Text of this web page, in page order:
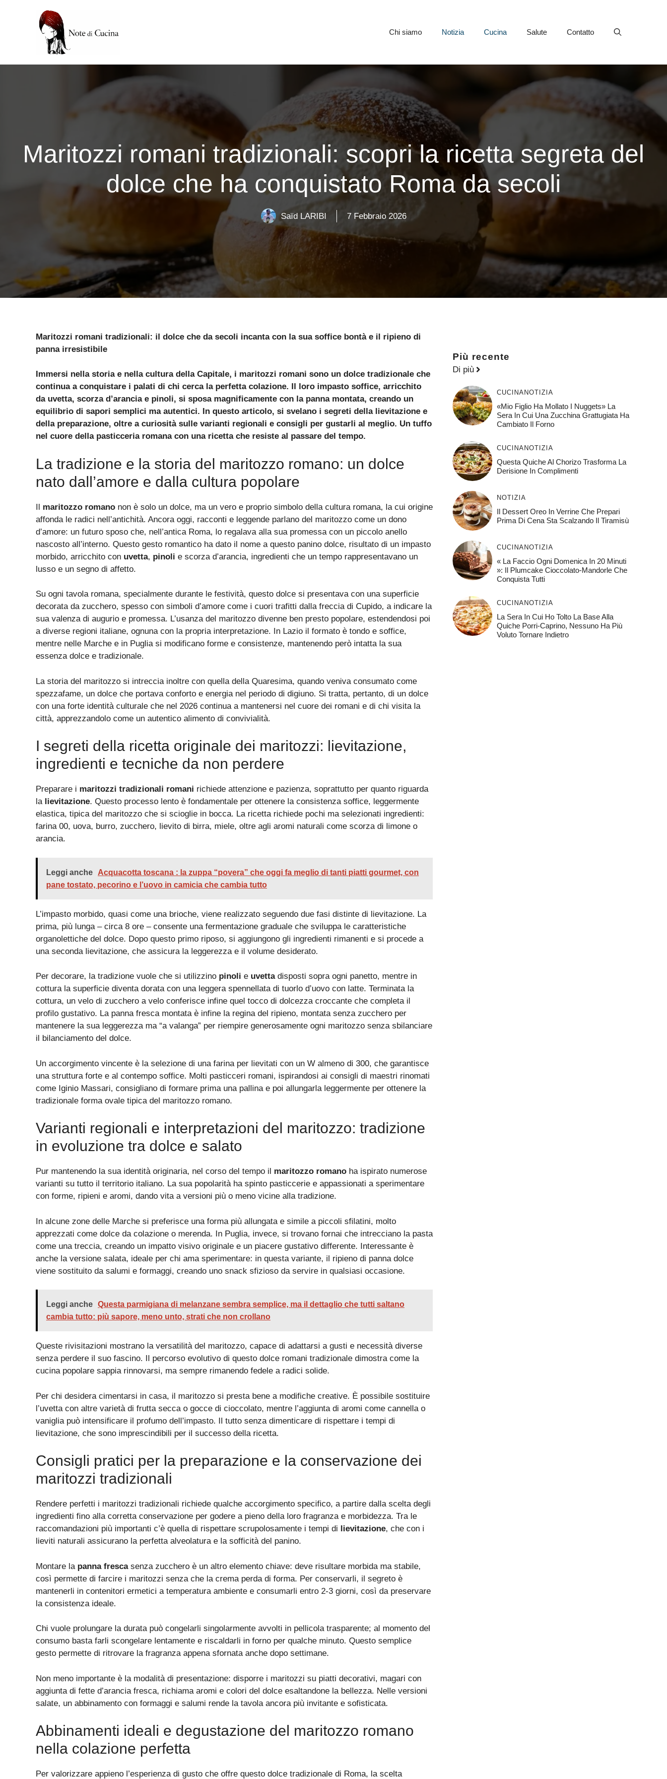
Chi siamo Notizia Cucina Salute Contatto
Maritozzi romani tradizionali: scopri la ricetta segreta del
dolce che ha conquistato Roma da secoli
Saïd LARIBI 7 Febbraio 2026
Maritozzi romani tradizionali: il dolce che da secoli incanta con la sua soffice bontà e il ripieno di
panna irresistibile
Immersi nella storia e nella cultura della Capitale, i maritozzi romani sono un dolce tradizionale che
continua a conquistare i palati di chi cerca la perfetta colazione. Il loro impasto soffice, arricchito
da uvetta, scorza d’arancia e pinoli, si sposa magnificamente con la panna montata, creando un
equilibrio di sapori semplici ma autentici. In questo articolo, si svelano i segreti della lievitazione e
della preparazione, oltre a curiosità sulle varianti regionali e consigli per gustarli al meglio. Un tuffo
nel cuore della pasticceria romana con una ricetta che resiste al passare del tempo.
La tradizione e la storia del maritozzo romano: un dolce
nato dall’amore e dalla cultura popolare
Il maritozzo romano non è solo un dolce, ma un vero e proprio simbolo della cultura romana, la cui origine
affonda le radici nell’antichità. Ancora oggi, racconti e leggende parlano del maritozzo come un dono
d’amore: un futuro sposo che, nell’antica Roma, lo regalava alla sua promessa con un piccolo anello
nascosto all’interno. Questo gesto romantico ha dato il nome a questo panino dolce, risultato di un impasto
morbido, arricchito con uvetta, pinoli e scorza d’arancia, ingredienti che un tempo rappresentavano un
lusso e un segno di affetto.
Su ogni tavola romana, specialmente durante le festività, questo dolce si presentava con una superficie
decorata da zucchero, spesso con simboli d’amore come i cuori trafitti dalla freccia di Cupido, a indicare la
sua valenza di augurio e promessa. L’usanza del maritozzo divenne ben presto popolare, estendendosi poi
a diverse regioni italiane, ognuna con la propria interpretazione. In Lazio il formato è tondo e soffice,
mentre nelle Marche e in Puglia si modificano forme e consistenze, mantenendo però intatta la sua
essenza dolce e tradizionale.
La storia del maritozzo si intreccia inoltre con quella della Quaresima, quando veniva consumato come
spezzafame, un dolce che portava conforto e energia nel periodo di digiuno. Si tratta, pertanto, di un dolce
con una forte identità culturale che nel 2026 continua a mantenersi nel cuore dei romani e di chi visita la
città, apprezzandolo come un autentico alimento di convivialità.
I segreti della ricetta originale dei maritozzi: lievitazione,
ingredienti e tecniche da non perdere
Preparare i maritozzi tradizionali romani richiede attenzione e pazienza, soprattutto per quanto riguarda
la lievitazione. Questo processo lento è fondamentale per ottenere la consistenza soffice, leggermente
elastica, tipica del maritozzo che si scioglie in bocca. La ricetta richiede pochi ma selezionati ingredienti:
farina 00, uova, burro, zucchero, lievito di birra, miele, oltre agli aromi naturali come scorza di limone o
arancia.
Leggi anche
Acquacotta toscana : la zuppa “povera” che oggi fa meglio di tanti piatti gourmet, con
pane tostato, pecorino e l’uovo in camicia che cambia tutto
L’impasto morbido, quasi come una brioche, viene realizzato seguendo due fasi distinte di lievitazione. La
prima, più lunga – circa 8 ore – consente una fermentazione graduale che sviluppa le caratteristiche
organolettiche del dolce. Dopo questo primo riposo, si aggiungono gli ingredienti rimanenti e si procede a
una seconda lievitazione, che assicura la leggerezza e il volume desiderato.
Per decorare, la tradizione vuole che si utilizzino pinoli e uvettadisposti sopra ogni panetto, mentre in
cottura la superficie diventa dorata con una leggera spennellata di tuorlo d’uovo con latte. Terminata la
cottura, un velo di zucchero a velo conferisce infine quel tocco di dolcezza croccante che completa il
profilo gustativo. La panna fresca montata è infine la regina del ripieno, montata senza zucchero per
mantenere la sua leggerezza ma “a valanga” per riempire generosamente ogni maritozzo senza sbilanciare
il bilanciamento del dolce.
Un accorgimento vincente è la selezione di una farina per lievitati con un W almeno di 300, che garantisce
una struttura forte e al contempo soffice. Molti pasticceri romani, ispirandosi ai consigli di maestri rinomati
come Iginio Massari, consigliano di formare prima una pallina e poi allungarla leggermente per ottenere la
tradizionale forma ovale tipica del maritozzo romano.
Varianti regionali e interpretazioni del maritozzo: tradizione
in evoluzione tra dolce e salato
Pur mantenendo la sua identità originaria, nel corso del tempo il maritozzo romano ha ispirato numerose
varianti su tutto il territorio italiano. La sua popolarità ha spinto pasticcerie e appassionati a sperimentare
con forme, ripieni e aromi, dando vita a versioni più o meno vicine alla tradizione.
In alcune zone delle Marche si preferisce una forma più allungata e simile a piccoli sfilatini, molto
apprezzati come dolce da colazione o merenda. In Puglia, invece, si trovano fornai che intrecciano la pasta
come una treccia, creando un impatto visivo originale e un piacere gustativo differente. Interessante è
anche la versione salata, ideale per chi ama sperimentare: in questa variante, il ripieno di panna dolce
viene sostituito da salumi e formaggi, creando uno snack sfizioso da servire in qualsiasi occasione.
Leggi anche Questa parmigiana di melanzane sembra semplice, ma il dettaglio che tutti saltano
cambia tutto: più sapore, meno unto, strati che non crollano
Queste rivisitazioni mostrano la versatilità del maritozzo, capace di adattarsi a gusti e necessità diverse
senza perdere il suo fascino. Il percorso evolutivo di questo dolce romani tradizionale dimostra come la
cucina popolare sappia rinnovarsi, ma sempre rimanendo fedele a radici solide.
Per chi desidera cimentarsi in casa, il maritozzo si presta bene a modifiche creative. È possibile sostituire
l’uvetta con altre varietà di frutta secca o gocce di cioccolato, mentre l’aggiunta di aromi come cannella o
vaniglia può intensificare il profumo dell’impasto. Il tutto senza dimenticare di rispettare i tempi di
lievitazione, che sono imprescindibili per il successo della ricetta.
Consigli pratici per la preparazione e la conservazione dei
maritozzi tradizionali
Rendere perfetti i maritozzi tradizionali richiede qualche accorgimento specifico, a partire dalla scelta degli
ingredienti fino alla corretta conservazione per godere a pieno della loro fragranza e morbidezza. Tra le
raccomandazioni più importanti c’è quella di rispettare scrupolosamente i tempi di lievitazione, che con i
lieviti naturali assicurano la perfetta alveolatura e la sofficità del panino.
Montare la panna frescasenza zucchero è un altro elemento chiave: deve risultare morbida ma stabile,
così permette di farcire i maritozzi senza che la crema perda di forma. Per conservarli, il segreto è
mantenerli in contenitori ermetici a temperatura ambiente e consumarli entro 2-3 giorni, così da preservare
la consistenza ideale.
Chi vuole prolungare la durata può congelarli singolarmente avvolti in pellicola trasparente; al momento del
consumo basta farli scongelare lentamente e riscaldarli in forno per qualche minuto. Questo semplice
gesto permette di ritrovare la fragranza appena sfornata anche dopo settimane.
Non meno importante è la modalità di presentazione: disporre i maritozzi su piatti decorativi, magari con
aggiunta di fette d’arancia fresca, richiama aromi e colori del dolce esaltandone la bellezza. Nelle versioni
salate, un abbinamento con formaggi e salumi rende la tavola ancora più invitante e sofisticata.
Abbinamenti ideali e degustazione del maritozzo romano
nella colazione perfetta
Per valorizzare appieno l’esperienza di gusto che offre questo dolce tradizionale di Roma, la scelta
Più recente
Di più
CUCINANOTIZIA
«Mio Figlio Ha Mollato I Nuggets» La
Sera In Cui Una Zucchina Grattugiata Ha
Cambiato Il Forno
CUCINANOTIZIA
Questa Quiche Al Chorizo ​​trasforma La
Derisione In Complimenti
NOTIZIA
Il Dessert Oreo In Verrine Che Prepari
Prima Di Cena Sta Scalzando Il Tiramisù
CUCINANOTIZIA
« La Faccio Ogni Domenica In 20 Minuti
»: Il Plumcake Cioccolato-Mandorle Che
Conquista Tutti
CUCINANOTIZIA
La Sera In Cui Ho Tolto La Base Alla
Quiche Porri-Caprino, Nessuno Ha Più
Voluto Tornare Indietro